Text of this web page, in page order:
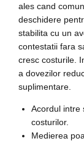
ales cand
deschidere
stabilita cu un
contestatii fara
cresc costurile.
a dovezilor
suplimentare.
Acordul intre
costurilor.
Medierea